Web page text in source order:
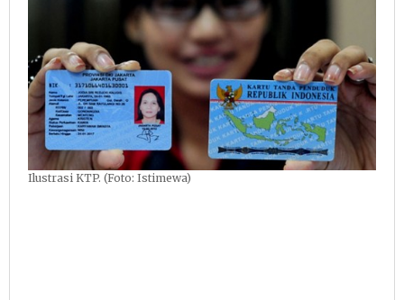
Ilustrasi KTP. (Foto: Istimewa)